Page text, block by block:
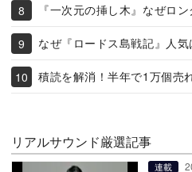
『一次元の挿し木』なぜロ
なぜ『ロードス島戦記』人
積読を解消！半年で1万個売
リアルサウンド厳選記事
連載